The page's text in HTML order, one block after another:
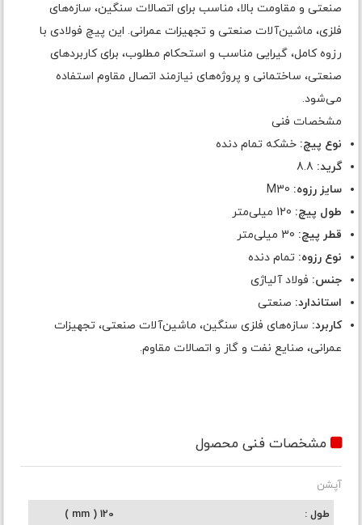
صنعتی و مقاومت بالا، مناسب برای اتصالات سنگین، سازه‌های
فلزی، ماشین‌آلات صنعتی و تجهیزات عمرانی. این پیچ فولادی با
رزوه کامل، گیرایی مناسب و استحکام مطلوب، برای کاربردهای
صنعتی، ساختمانی و پروژه‌های نیازمند اتصال مقاوم استفاده
می‌شود.
مشخصات فنی
نوع پیچ: خشکه تمام دنده
گرید:
سایز رزوه:
طول پیچ:
قطر پیچ:
نوع رزوه: تمام دنده
جنس: فولاد آلیاژی
استاندارد: صنعتی
کاربرد: سازه‌های فلزی سنگین، ماشین‌آلات صنعتی، تجهیزات
عمرانی، صنایع نفت و گاز و اتصالات مقاوم.
مشخصات فنی محصول
آپشن
طول
120 ( mm )